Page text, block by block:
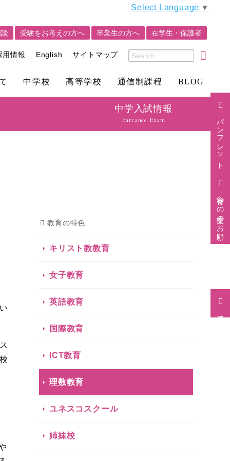
Select Language ▼
受験をお考えの方へ 卒業生の方へ 在学生・保護者
用情報 English サイトマップ
パンフレット
寄付金への支援のお願い
中学校 高等学校 通信制課程 BLOG
中学入試情報
Entrance Exam
教育の特色
キリスト教教育
女子教育
英語教育
国際教育
ICT教育
理数教育
ユネスコスクール
姉妹校